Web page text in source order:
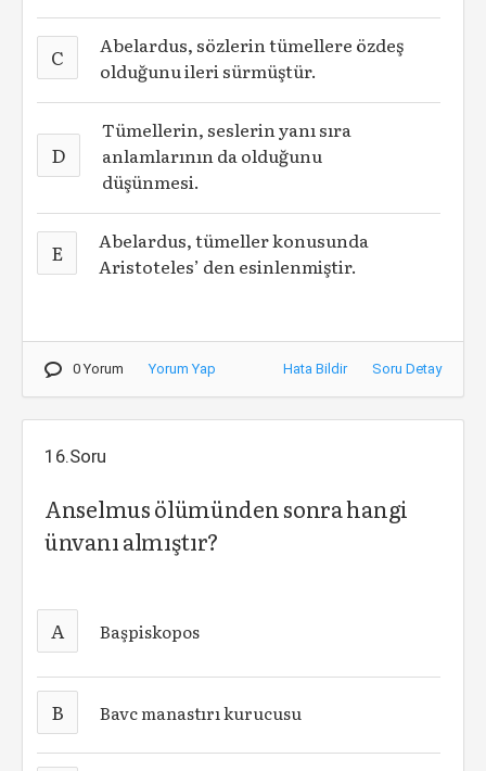
C
Abelardus, sözlerin tümellere özdeş
olduğunu ileri sürmüştür.
D
Tümellerin, seslerin yanı sıra
anlamlarının da olduğunu
düşünmesi.
E
Abelardus, tümeller konusunda
Aristoteles’ den esinlenmiştir.
0 Yorum Yorum Yap Hata Bildir Soru Detay
16.Soru
Anselmus ölümünden sonra hangi
ünvanı almıştır?
A Başpiskopos
B Bavc manastırı kurucusu